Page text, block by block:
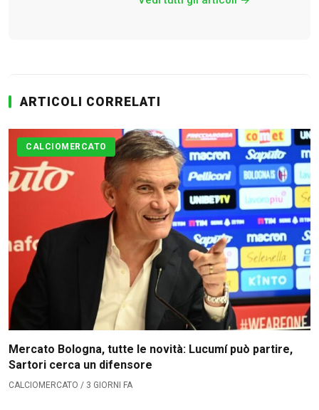
Calciomercato
CLASSIFICA SERIE B
Contatti
Collabora con noi
La Redazione
→
ARTICOLI CORRELATI
CALCIOMERCATO
Mercato Bologna, tutte le novità: Lucumí può partire,
Sartori cerca un difensore
CALCIOMERCATO / 3 GIORNI FA